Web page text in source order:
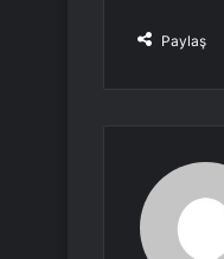
Paylaş